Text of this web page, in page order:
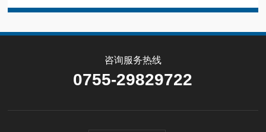
咨询服务热线
0755-29829722